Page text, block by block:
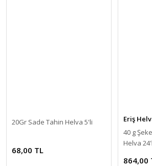
20Gr Sade Tahin Helva 5'li
68,00 TL
Eriş
40 g
Helva
864,00